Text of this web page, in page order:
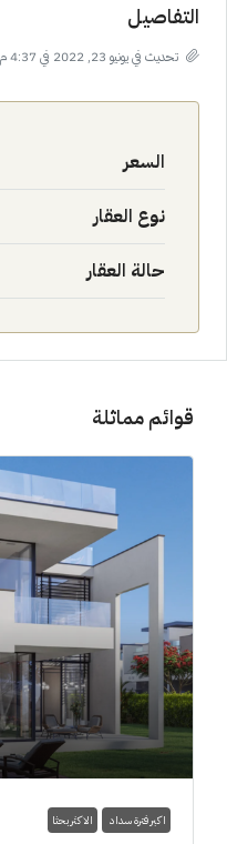
التفاصيل
تحديث في يونيو 23, 2022 في 4:37 م
السعر
نوع العقار
حالة العقار
قوائم مماثلة
اكبر فترة سداد الاكثر بحثا